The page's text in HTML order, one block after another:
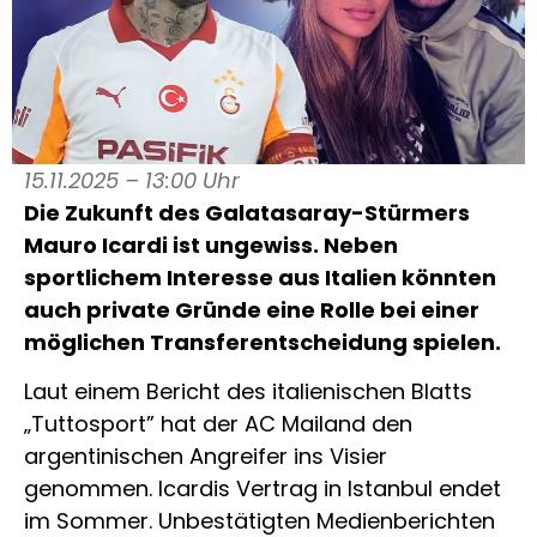
15.11.2025 – 13:00 Uhr
Die Zukunft des Galatasaray-Stürmers
Mauro Icardi ist ungewiss. Neben
sportlichem Interesse aus Italien könnten
auch private Gründe eine Rolle bei einer
möglichen Transferentscheidung spielen.
Laut einem Bericht des italienischen Blatts
„Tuttosport” hat der AC Mailand den
argentinischen Angreifer ins Visier
genommen. Icardis Vertrag in Istanbul endet
im Sommer. Unbestätigten Medienberichten